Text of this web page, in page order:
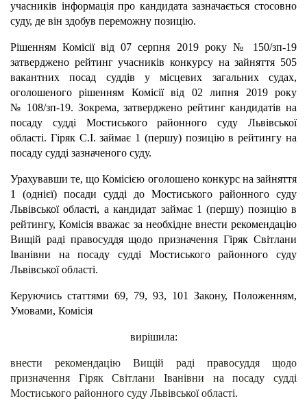
учасників інформація про кандидата зазначається стосовно
суду, де він здобув переможну позицію.
Рішенням Комісії від 07 серпня 2019 року № 150/зп-19
затверджено рейтинг учасників конкурсу на зайняття 505
вакантних посад суддів у місцевих загальних судах,
оголошеного рішенням Комісії від 02 липня 2019 року
№ 108/зп-19. Зокрема, затверджено рейтинг кандидатів на
посаду судді Мостиського районного суду Львівської
області. Гіряк С.І. займає 1 (першу) позицію в рейтингу на
посаду судді зазначеного суду.
Урахувавши те, що Комісією оголошено конкурс на зайняття
1 (однієї) посади судді до Мостиського районного суду
Львівської області, а кандидат займає 1 (першу) позицію в
рейтингу, Комісія вважає за необхідне внести рекомендацію
Вищій раді правосуддя щодо призначення Гіряк Світлани
Іванівни на посаду судді Мостиського районного суду
Львівської області.
Керуючись статтями 69, 79, 93, 101 Закону, Положенням,
Умовами, Комісія
вирішила:
внести рекомендацію Вищій раді правосуддя щодо
призначення Гіряк Світлани Іванівни на посаду судді
Мостиського районного суду Львівської області.